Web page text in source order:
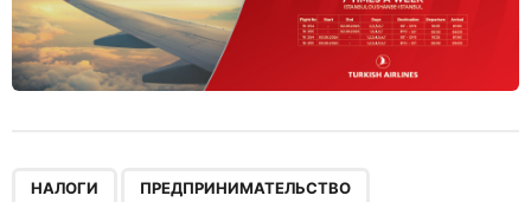
НАЛОГИ ПРЕДПРИНИМАТЕЛЬСТВО